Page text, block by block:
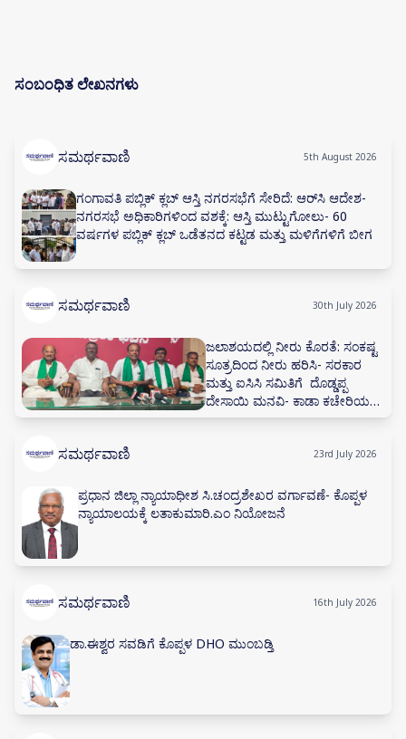
ಸಂಬಂಧಿತ ಲೇಖನಗಳು
ಸಮರ್ಥವಾಣಿ 5th August 2026
ಗಂಗಾವತಿ ಪಬ್ಲಿಕ್ ಕ್ಲಬ್ ಆಸ್ತಿ ನಗರಸಭೆಗೆ ಸೇರಿದೆ: ಆರ್‌ಸಿ ಆದೇಶ-
ನಗರಸಭೆ ಅಧಿಕಾರಿಗಳಿಂದ ವಶಕ್ಕೆ: ಆಸ್ತಿ ಮುಟ್ಟುಗೋಲು- 60
ವರ್ಷಗಳ ಪಬ್ಲಿಕ್ ಕ್ಲಬ್ ಒಡೆತನದ ಕಟ್ಟಡ ಮತ್ತು ಮಳಿಗೆಗಳಿಗೆ ಬೀಗ
ಸಮರ್ಥವಾಣಿ 30th July 2026
ಜಲಾಶಯದಲ್ಲಿ ನೀರು ಕೊರತೆ: ಸಂಕಷ್ಟ
ಸೂತ್ರದಿಂದ ನೀರು ಹರಿಸಿ- ಸರಕಾರ
ಮತ್ತು ಐಸಿಸಿ ಸಮಿತಿಗೆ ದೊಡ್ಡಪ್ಪ
ದೇಸಾಯಿ ಮನವಿ- ಕಾಡಾ ಕಚೇರಿಯಲ್ಲಿ
ನೀರಾವರಿ ಸಲಹಾ ಸಮಿತಿ ಸಭೆ ನಡೆಸಲು
ಸಮರ್ಥವಾಣಿ 23rd July 2026
ಪ್ರಧಾನ ಜಿಲ್ಲಾ ನ್ಯಾಯಾಧೀಶ ಸಿ.ಚಂದ್ರಶೇಖರ ವರ್ಗಾವಣೆ- ಕೊಪ್ಪಳ
ನ್ಯಾಯಾಲಯಕ್ಕೆ ಲತಾಕುಮಾರಿ.ಎಂ ನಿಯೋಜನೆ
ಸಮರ್ಥವಾಣಿ 16th July 2026
ಡಾ.ಈಶ್ವರ ಸವಡಿಗೆ ಕೊಪ್ಪಳ DHO ಮುಂಬಡ್ತಿ